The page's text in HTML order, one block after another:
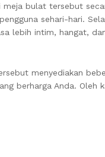
meja bulat tersebut
sehari-hari.
lebih intim, hangat,
menyediakan
berharga Anda. Oleh